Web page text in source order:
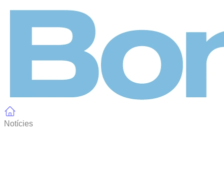
Notícies